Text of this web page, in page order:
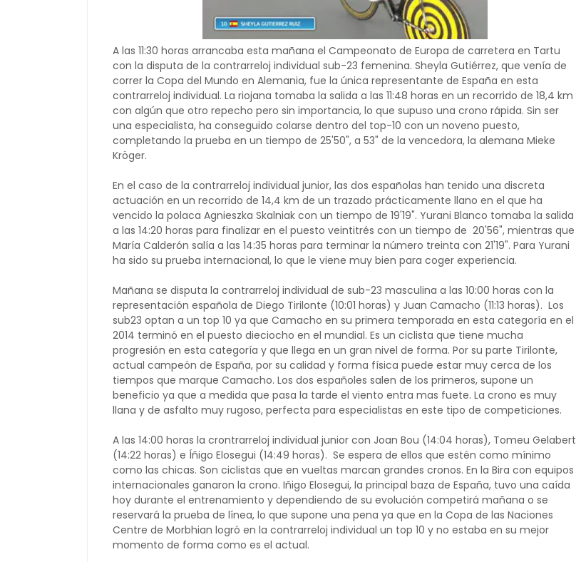
A las 11:30 horas arrancaba esta mañana el Campeonato de Europa de carretera en Tartu
con la disputa de la contrarreloj individual sub-23 femenina. Sheyla Gutiérrez, que venía de
correr la Copa del Mundo en Alemania, fue la única representante de España en esta
contrarreloj individual. La riojana tomaba la salida a las 11:48 horas en un recorrido de 18,4 km
con algún que otro repecho pero sin importancia, lo que supuso una crono rápida. Sin ser
una especialista, ha conseguido colarse dentro del top-10 con un noveno puesto,
completando la prueba en un tiempo de 25'50", a 53" de la vencedora, la alemana Mieke
Kröger.
En el caso de la contrarreloj individual junior, las dos españolas han tenido una discreta
actuación en un recorrido de 14,4 km de un trazado prácticamente llano en el que ha
vencido la polaca Agnieszka Skalniak con un tiempo de 19'19". Yurani Blanco tomaba la salida
a las 14:20 horas para finalizar en el puesto veintitrés con un tiempo de 20'56", mientras que
María Calderón salía a las 14:35 horas para terminar la número treinta con 21'19". Para Yurani
ha sido su prueba internacional, lo que le viene muy bien para coger experiencia.
Mañana se disputa la contrarreloj individual de sub-23 masculina a las 10:00 horas con la
representación española de Diego Tirilonte (10:01 horas) y Juan Camacho (11:13 horas). Los
sub23 optan a un top 10 ya que Camacho en su primera temporada en esta categoría en el
2014 terminó en el puesto dieciocho en el mundial. Es un ciclista que tiene mucha
progresión en esta categoría y que llega en un gran nivel de forma. Por su parte Tirilonte,
actual campeón de España, por su calidad y forma física puede estar muy cerca de los
tiempos que marque Camacho. Los dos españoles salen de los primeros, supone un
beneficio ya que a medida que pasa la tarde el viento entra mas fuete. La crono es muy
llana y de asfalto muy rugoso, perfecta para especialistas en este tipo de competiciones.
A las 14:00 horas la crontrarreloj individual junior con Joan Bou (14:04 horas), Tomeu Gelabert
(14:22 horas) e Íñigo Elosegui (14:49 horas). Se espera de ellos que estén como mínimo
como las chicas. Son ciclistas que en vueltas marcan grandes cronos. En la Bira con equipos
internacionales ganaron la crono. Iñigo Elosegui, la principal baza de España, tuvo una caída
hoy durante el entrenamiento y dependiendo de su evolución competirá mañana o se
reservará la prueba de línea, lo que supone una pena ya que en la Copa de las Naciones
Centre de Morbhian logró en la contrarreloj individual un top 10 y no estaba en su mejor
momento de forma como es el actual.